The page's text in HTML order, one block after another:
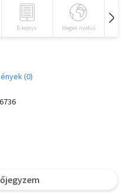
E-könyv Idegen nyelvű
(0)